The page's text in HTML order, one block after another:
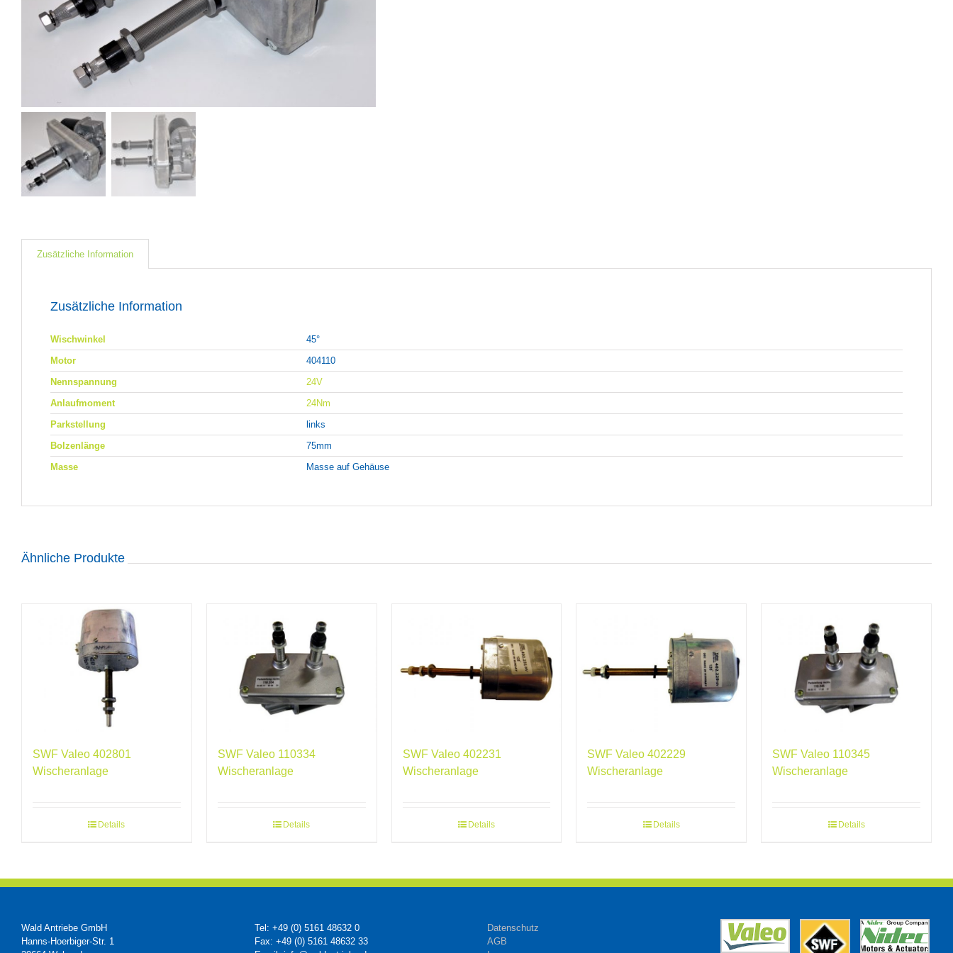
Zusätzliche Information
Zusätzliche Information
Wischwinkel
45°
Motor
404110
Nennspannung
24V
Anlaufmoment
24Nm
Parkstellung
links
Bolzenlänge
75mm
Masse
Masse auf Gehäuse
Ähnliche Produkte
SWF Valeo 402801
Wischeranlage
Details
SWF Valeo 110334
Wischeranlage
Details
SWF Valeo 402231
Wischeranlage
Details
SWF Valeo 402229
Wischeranlage
Details
SWF Valeo 110345
Wischeranlage
Details
Wald Antriebe GmbH
Hanns-Hoerbiger-Str. 1
Tel: +49 (0) 5161 48632 0
Fax: +49 (0) 5161 48632 33
Datenschutz
AGB